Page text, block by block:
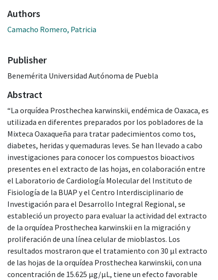
Authors
Camacho Romero, Patricia
Publisher
Benemérita Universidad Autónoma de Puebla
Abstract
“La orquídea Prosthechea karwinskii, endémica de Oaxaca, es
utilizada en diferentes preparados por los pobladores de la
Mixteca Oaxaqueña para tratar padecimientos como tos,
diabetes, heridas y quemaduras leves. Se han llevado a cabo
investigaciones para conocer los compuestos bioactivos
presentes en el extracto de las hojas, en colaboración entre
el Laboratorio de Cardiología Molecular del Instituto de
Fisiología de la BUAP y el Centro Interdisciplinario de
Investigación para el Desarrollo Integral Regional, se
estableció un proyecto para evaluar la actividad del extracto
de la orquídea Prosthechea karwinskii en la migración y
proliferación de una línea celular de mioblastos. Los
resultados mostraron que el tratamiento con 30 μl extracto
de las hojas de la orquídea Prosthechea karwinskii, con una
concentración de 15.625 μg/μL, tiene un efecto favorable